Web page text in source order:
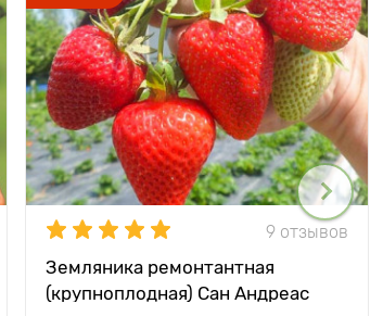
9 отзывов
Земляника ремонтантная
(крупноплодная) Сан Андреас